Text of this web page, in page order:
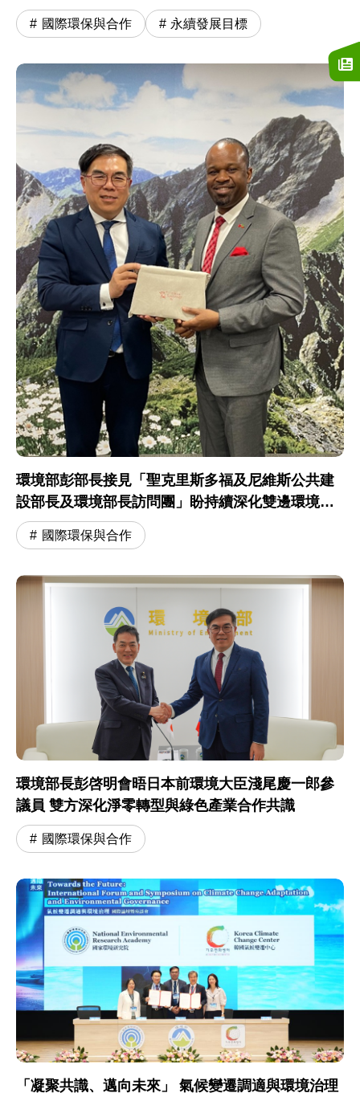
國際環保與合作 永續發展目標
環境部彭部長接見「聖克里斯多福及尼維斯公共建
設部長及環境部長訪問團」盼持續深化雙邊環境合
作交流
國際環保與合作
環境部長彭啓明會晤日本前環境大臣淺尾慶一郎參
議員 雙方深化淨零轉型與綠色產業合作共識
國際環保與合作
「凝聚共識、邁向未來」 氣候變遷調適與環境治理